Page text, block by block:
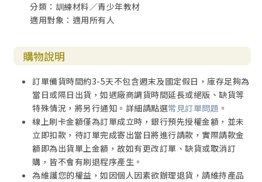
分類：訓練材料／青少年教材
適用對象：適用所有人
購物說明
訂單備貨時間約3-5天不包含週末及國定假日，庫存足夠為
當日或隔日出貨，如遇廠商調貨時間延長或絕版、缺貨等
特殊情況，將另行通知。詳細請點選常見訂單問題 。
線上刷卡金額僅為訂單成立時，銀行預先授權金額，並未
立即扣款，待訂單完成寄出當日將進行請款，實際請款金
額即為出貨單上金額，故如有更改訂單、缺貨或取消訂
購，皆不會有刷退程序產生。
為維護您的權益，如因個人因素欲辦理退貨，請維持產品